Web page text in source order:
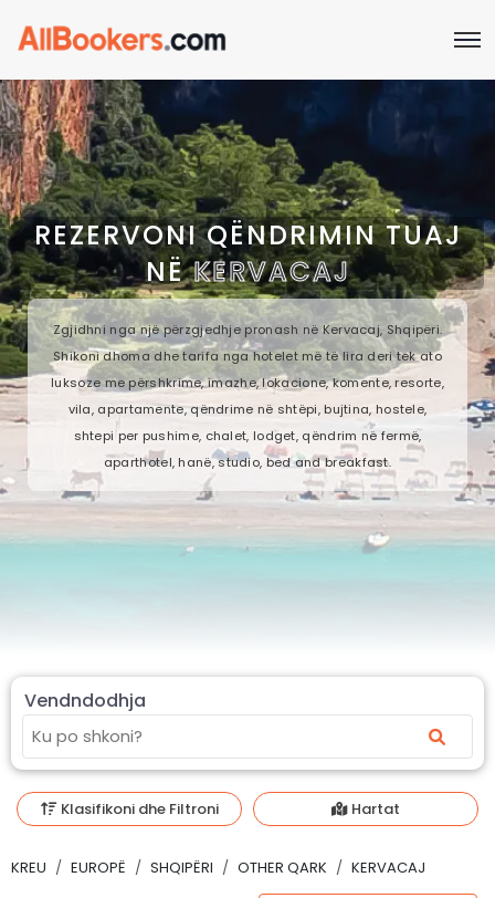
REZERVONI QËNDRIMIN TUAJ
NËKERVACAJ
Zgjidhni nga një përzgjedhje pronash në Kervacaj, Shqipëri.
Shikoni dhoma dhe tarifa nga hotelet më të lira deri tek ato
luksoze me përshkrime, imazhe, lokacione, komente, resorte,
vila, apartamente, qëndrime në shtëpi, bujtina, hostele,
shtepi per pushime, chalet, lodget, qëndrim në fermë,
aparthotel, hanë, studio, bed and breakfast.
Vendndodhja
Klasifikoni dhe Filtroni Hartat
KREU EUROPË SHQIPËRI OTHER QARK KERVACAJ